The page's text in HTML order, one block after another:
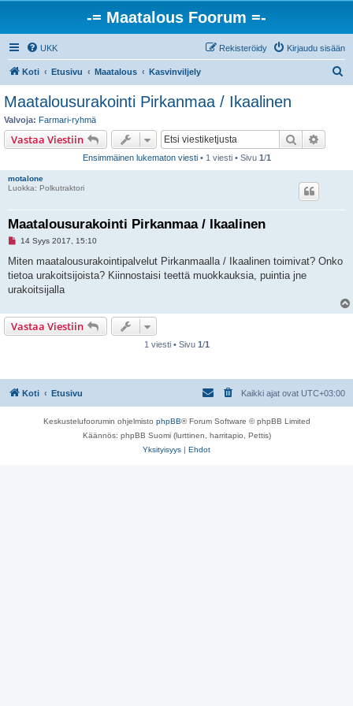
-= Maatalous Foorum =-
UKK Kirjaudu sisään
Rekisteröidy
Koti Etusivu Maatalous Kasvinviljely
Maatalousurakointi Pirkanmaa / Ikaalinen
Valvoja: Farmari-ryhmä
Vastaa Viestiin Etsi
Ensimmäinen lukematon viesti• 1 viesti • Sivu 1/1
motalone
Luokka: Polkutraktori
Maatalousurakointi Pirkanmaa / Ikaalinen
L
k
m
a
n
v
i
14 Syys 2017, 15:10
Miten maatalousurakointipalvelut Pirkanmaalla / Ikaalinen toimivat? Onko
tietoa urakoitsijoista? Kiinnostaisi teettä muokkauksia, puintia jne
urakoitsijalla
Vastaa Viestiin
1 viesti • Sivu 1/1
Koti Etusivu Kaikki ajat ovat UTC+03:00
Keskustelufoorumin ohjelmisto phpBB® Forum Software © phpBB Limited
Käännös: phpBB Suomi (lurttinen, harritapio, Pettis)
Yksityisyys | Ehdot